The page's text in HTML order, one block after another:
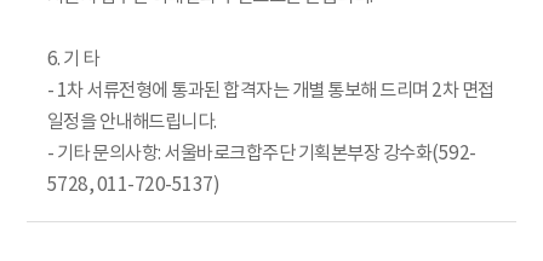
6. 기 타
- 1차 서류전형에 통과된 합격자는 개별 통보해 드리며 2차 면접
일정을 안내해드립니다.
- 기타 문의사항: 서울바로크합주단 기획본부장 강수화(592-
5728, 011-720-5137)